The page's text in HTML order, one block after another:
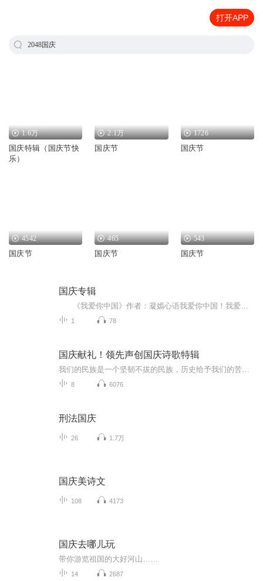
打开APP
2048国庆
1.6万
国庆特辑（国庆节快
乐）
2.1万
国庆节
1726
国庆节
4542
国庆节
465
国庆节
543
国庆节
国庆专辑
1 78
国庆献礼！领先声创国庆诗歌特辑
8 6076
刑法国庆
26 1.7万
国庆美诗文
108 4173
国庆去哪儿玩
带你游览祖国的大好河山……
14 2687